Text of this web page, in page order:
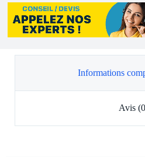
Informations
Avis